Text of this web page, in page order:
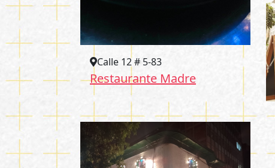
Calle 12 # 5-83
Restaurante Madre